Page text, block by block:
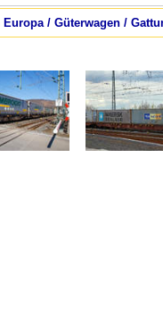
/ Güterwagen /